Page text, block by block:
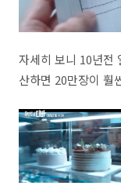
자세히 보니 10년전
산하면 20만장이 훨